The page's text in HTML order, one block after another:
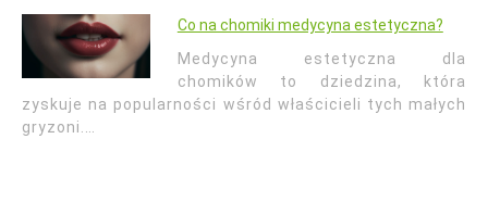
Co na chomiki medycyna estetyczna?
Medycyna estetyczna dla
chomików to dziedzina, która
zyskuje na popularności wśród właścicieli tych małych
gryzoni.…